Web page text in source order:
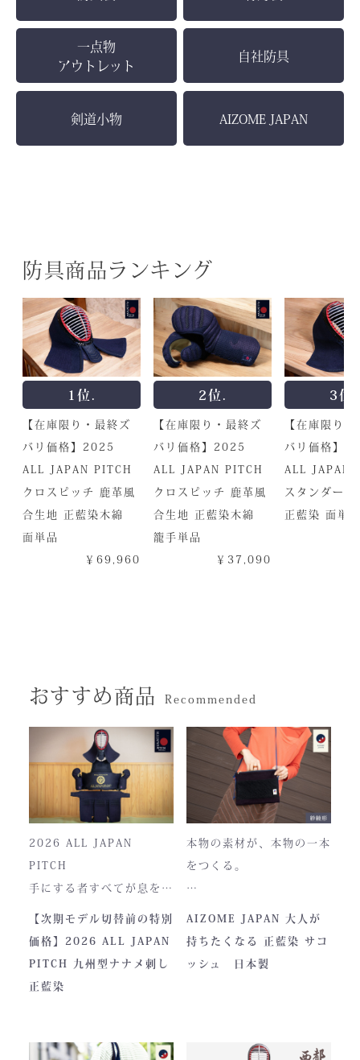
一点物
アウトレット
自社防具
剣道小物 AIZOME JAPAN
防具商品ランキング
1位.
【在庫限り・最終ズ
バリ価格】2025
ALL JAPAN PITCH
クロスピッチ 鹿革風
合生地 正藍染木綿
面単品
￥69,960
2位.
【在庫限り・最終ズ
バリ価格】2025
ALL JAPAN PITCH
クロスピッチ 鹿革風
合生地 正藍染木綿
籠手単品
￥37,090
3位.
【在庫限り
バリ価格】
ALL JAPAN
スタンダー
正藍染 面単
おすすめ商品 Recommended
2026 ALL JAPAN
PITCH
手にする者すべてが息をの
む、現代剣道具の頂点。一
度着けた者にしかわからな
い、“本物”の存在感。ALL
JAPAN PITCHは、全国の
堅牢さ、美しい造形、そし
【次期モデル切替前の特別
価格】2026 ALL JAPAN
PITCH 九州型ナナメ刺し
正藍染
本物の素材が、本物の一本
をつくる。
本製品は、日本が誇る伝統
素材「正藍染生地」を使用
し、熊本の製作拠点にて一
AIZOME JAPAN 大人が
持ちたくなる 正藍染 サコ
ッシュ 日本製